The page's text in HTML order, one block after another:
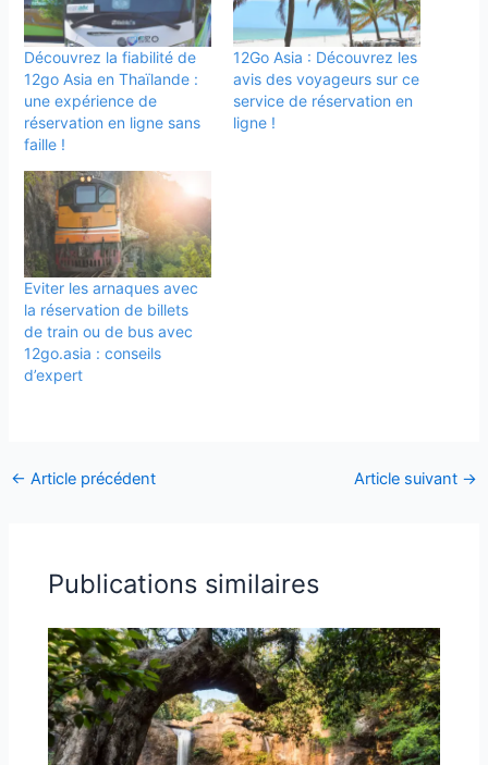
Découvrez la fiabilité de
12go Asia en Thaïlande :
une expérience de
réservation en ligne sans
faille !
12Go Asia : Découvrez les
avis des voyageurs sur ce
service de réservation en
ligne !
Eviter les arnaques avec
la réservation de billets
de train ou de bus avec
12go.asia : conseils
d’expert
← Article précédent Article suivant →
Publications similaires